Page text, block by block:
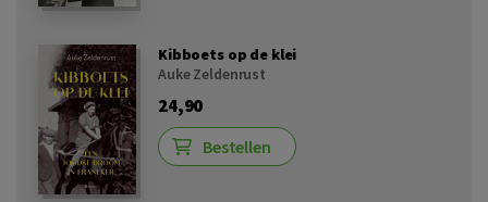
Kibboets op de klei
Auke Zeldenrust
24,90
Bestellen